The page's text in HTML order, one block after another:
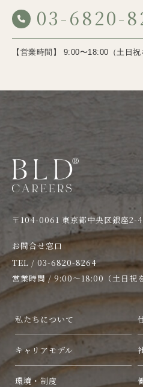
03-6820-
【営業時間】 9:00〜18:00（土日祝
〒104-0061 東京都中央区銀座2-
お問合せ窓口
TEL / 03-6820-8264
営業時間 / 9:00〜18:00（土日祝を
私たちについて
キャリアモデル
環境・制度